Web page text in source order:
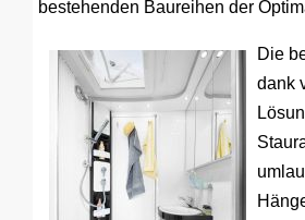
bestehenden Baureihen der
Die
dank